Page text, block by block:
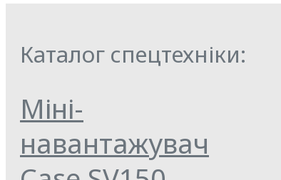
Каталог спецтехніки:
Міні-
навантажувач